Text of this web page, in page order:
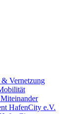
Vernetzung
HafenCity e.V.